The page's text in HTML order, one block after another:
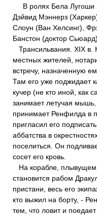
В ролях Бела Лугоши
Дэйвид Мэннерз
Слоун (Ван Хелсинг),
Банстон (доктор Сьюард).
Трансильвания. XIX в.
местных жителей,
встречу, назначенную
Там его уже поджидает
кучер (не кто иной, как
занимает летучая
принимает Ренфилда в
пригласил его
аббатства в
поселиться. Он
сосет его кровь.
На корабле,
становится рабом
пристани, весь его
кто выжил на борту, -
тем, что ловит и